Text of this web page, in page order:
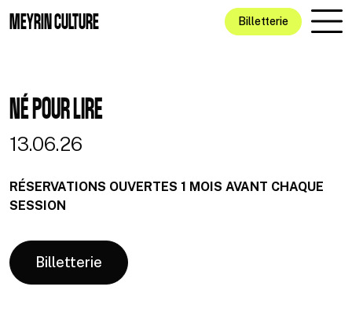
MEYRIN CULTURE Billetterie
NÉ POUR LIRE
13.06.26
RÉSERVATIONS OUVERTES 1 MOIS AVANT CHAQUE
SESSION
Billetterie